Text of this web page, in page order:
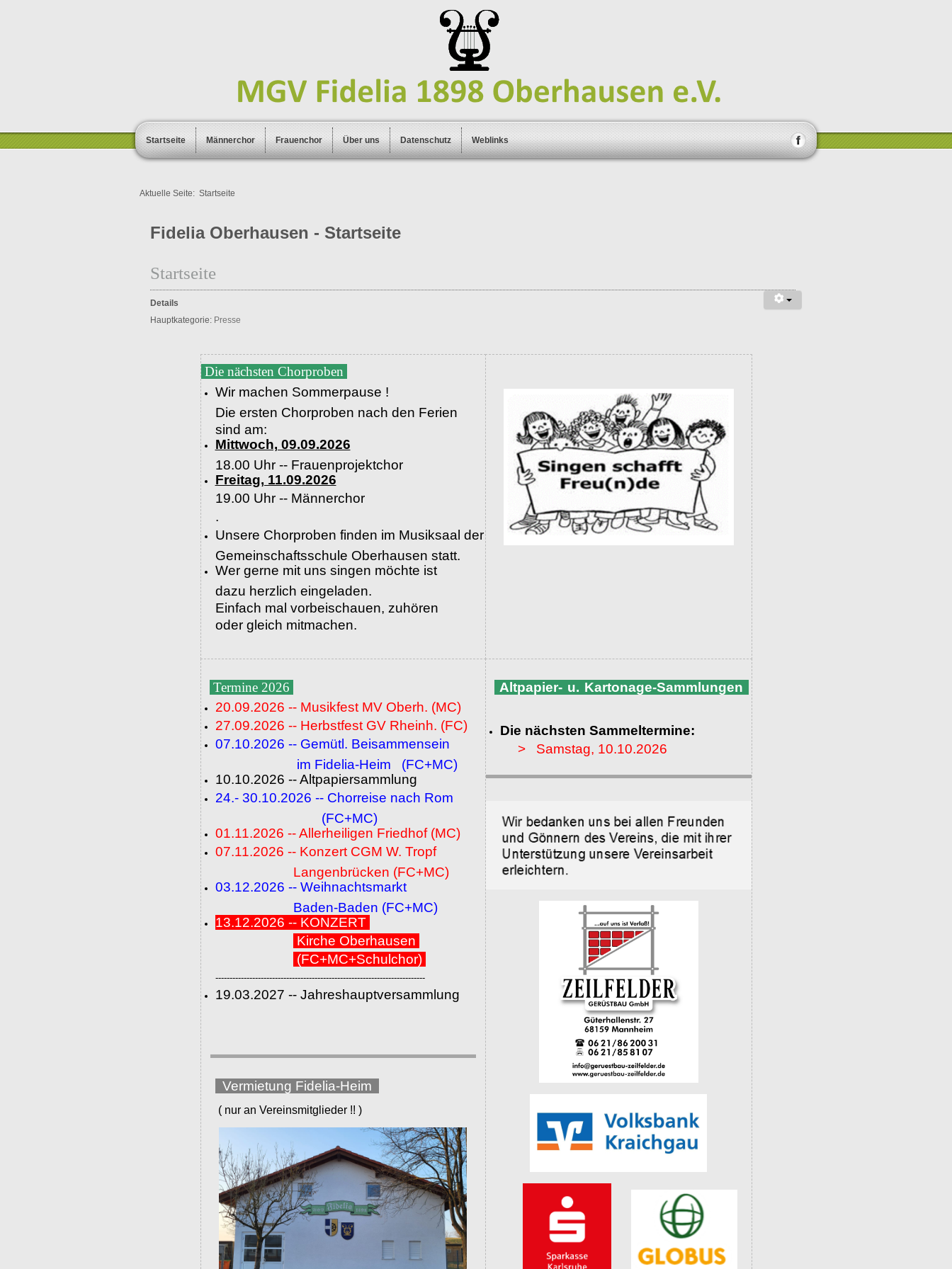
Startseite Männerchor Frauenchor Über uns Datenschutz Weblinks
Aktuelle Seite: Startseite
Fidelia Oberhausen - Startseite
Startseite
Details
Hauptkategorie: Presse
Die nächsten Chorproben
Wir machen Sommerpause !
Die ersten Chorproben nach den Ferien
sind am:
Mittwoch, 09.09.2026
18.00 Uhr -- Frauenprojektchor
Freitag, 11.09.2026
19.00 Uhr -- Männerchor
.
Unsere Chorproben finden im Musiksaal der
Gemeinschaftsschule Oberhausen statt.
Wer gerne mit uns singen möchte ist
dazu herzlich eingeladen.
Einfach mal vorbeischauen, zuhören
oder gleich mitmachen.
Termine 2026
20.09.2026 -- Musikfest MV Oberh. (MC)
27.09.2026 -- Herbstfest GV Rheinh. (FC)
07.10.2026 -- Gemütl. Beisammensein
im Fidelia-Heim (FC+MC)
10.10.2026 -- Altpapiersammlung
24.- 30.10.2026 -- Chorreise nach Rom
(FC+MC)
01.11.2026 -- Allerheiligen Friedhof (MC)
07.11.2026 -- Konzert CGM W. Tropf
Langenbrücken (FC+MC)
03.12.2026 -- Weihnachtsmarkt
Baden-Baden (FC+MC)
13.12.2026 -- KONZERT
Kirche Oberhausen
(FC+MC+Schulchor)
--------------------------------------------------------------------------
19.03.2027 -- Jahreshauptversammlung
Vermietung Fidelia-Heim
( nur an Vereinsmitglieder !! )
Altpapier- u. Kartonage-Sammlungen
Die nächsten Sammeltermine:
> Samstag, 10.10.2026